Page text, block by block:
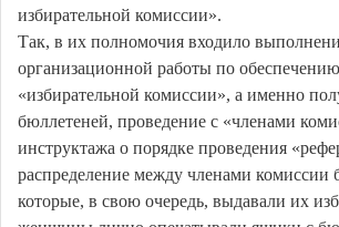
избирательной комиссии».
Так, в их полномочия входило
организационной работы по обеспечению
«избирательной комиссии», а именно
бюллетеней, проведение с «членами
инструктажа о порядке проведения
распределение между членами комиссии
которые, в свою очередь, выдавали их